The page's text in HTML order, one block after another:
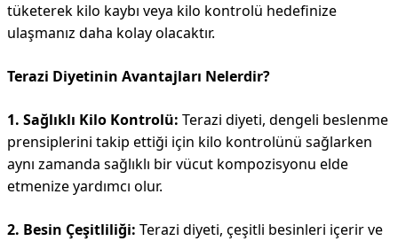
tüketerek kilo kaybı veya kilo kontrolü hedefinize
ulaşmanız daha kolay olacaktır.
Terazi Diyetinin Avantajları Nelerdir?
1. Sağlıklı Kilo Kontrolü: Terazi diyeti, dengeli beslenme
prensiplerini takip ettiği için kilo kontrolünü sağlarken
aynı zamanda sağlıklı bir vücut kompozisyonu elde
etmenize yardımcı olur.
2. Besin Çeşitliliği: Terazi diyeti, çeşitli besinleri içerir ve